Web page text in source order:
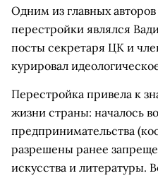
Одним из главных
перестройки являлся
посты секретаря ЦК и
курировал
Перестройка привела к
жизни страны: началось
предпринимательства
разрешены ранее
искусства и литературы.